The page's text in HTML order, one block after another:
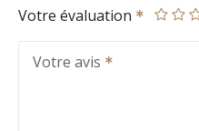
Votre évaluation
Votre avis